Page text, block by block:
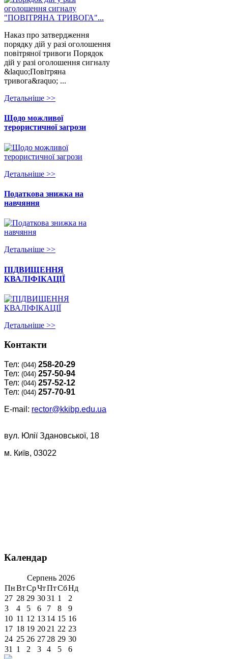
Наказ про затвердження
порядку дій у разі оголошення
повітряної тривоги Порядок
дій у разі оголошення сигналу
&laquo;Повітряна
тривога&raquo; ...
Детальнiше >>
Щодо можливої
терористичної загрози
Детальнiше >>
Податкова знижка на
навчяння
Детальнiше >>
ПІДВИЩЕННЯ
КВАЛІФІКАЦІЇ
Детальнiше >>
Контакти
Тел: (044) 258-20-29
Тел: (044) 257-50-94
Тел: (044) 257-52-12
Тел: (044) 257-70-91
E-mail: rector@kkibp.edu.ua
вул. Юлії Здановської, 18
м. Київ, 03022
Календар
Серпень 2026
ПнВтСрЧтПтСбНд
27 28 29 3031 1
2
3
4 5 6 7 8
9
10 11 12 13 14 15 16
17 18 19 20 21 22 23
24 25 26 27 28 29 30
31
1 2 3 4 5 6